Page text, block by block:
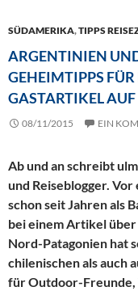
SÜDAMERIKA,TIPPS
ARGENTINIEN
GEHEIMTIPPS
GASTARTIKEL
08/11/2015 EIN
Ab und an schreibt
und Reiseblogger.
schon seit Jahren als
bei einem Artikel
Nord-Patagonien hat
chilenischen als auch
für Outdoor-